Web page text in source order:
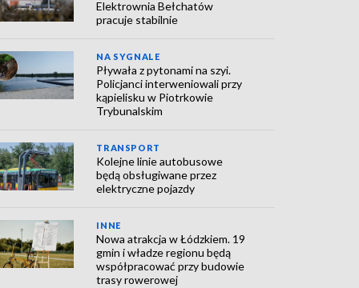
Elektrownia Bełchatów
pracuje stabilnie
NA SYGNALE
Pływała z pytonami na szyi.
Policjanci interweniowali przy
kąpielisku w Piotrkowie
Trybunalskim
TRANSPORT
Kolejne linie autobusowe
będą obsługiwane przez
elektryczne pojazdy
INNE
Nowa atrakcja w Łódzkiem. 19
gmin i władze regionu będą
współpracować przy budowie
trasy rowerowej